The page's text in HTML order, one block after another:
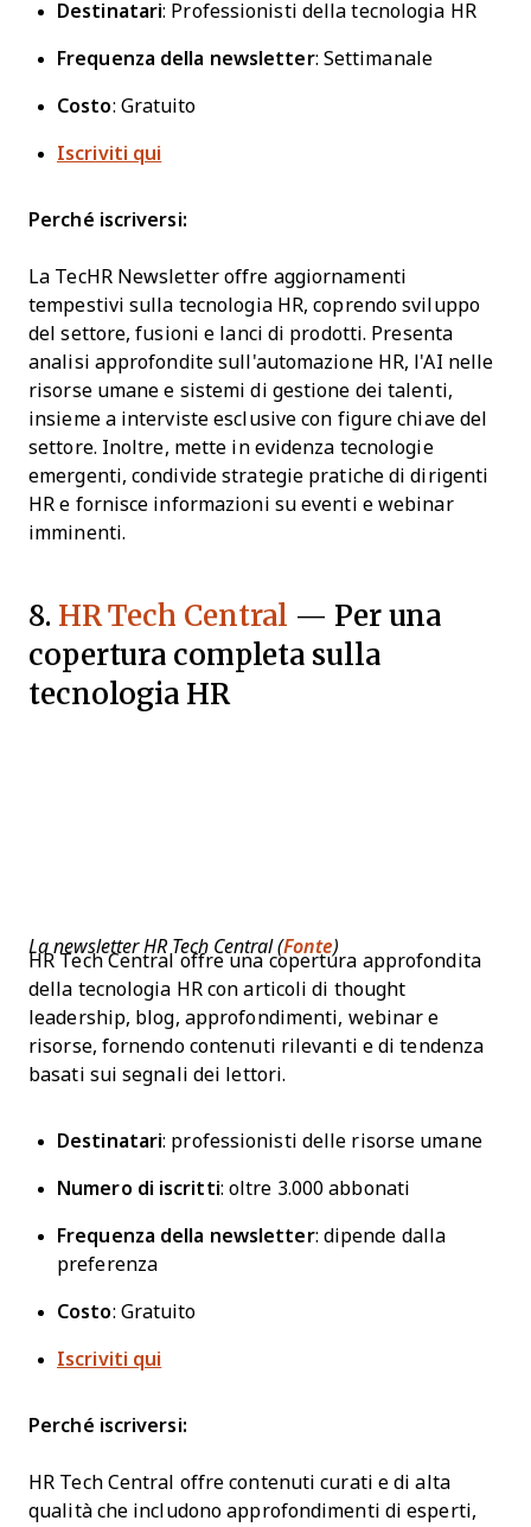
Destinatari: Professionisti della tecnologia HR
Frequenza della newsletter: Settimanale
Costo: Gratuito
Iscriviti qui
Perché iscriversi:
La TecHR Newsletter offre aggiornamenti
tempestivi sulla tecnologia HR, coprendo sviluppo
del settore, fusioni e lanci di prodotti. Presenta
analisi approfondite sull'automazione HR, l'AI nelle
risorse umane e sistemi di gestione dei talenti,
insieme a interviste esclusive con figure chiave del
settore. Inoltre, mette in evidenza tecnologie
emergenti, condivide strategie pratiche di dirigenti
HR e fornisce informazioni su eventi e webinar
imminenti.
8. HR Tech Central — Per una
copertura completa sulla
tecnologia HR
La newsletter HR Tech Central (Fonte)
HR Tech Central offre una copertura approfondita
della tecnologia HR con articoli di thought
leadership, blog, approfondimenti, webinar e
risorse, fornendo contenuti rilevanti e di tendenza
basati sui segnali dei lettori.
Destinatari: professionisti delle risorse umane
Numero di iscritti: oltre 3.000 abbonati
Frequenza della newsletter: dipende dalla
preferenza
Costo: Gratuito
Iscriviti qui
Perché iscriversi:
HR Tech Central offre contenuti curati e di alta
qualità che includono approfondimenti di esperti,